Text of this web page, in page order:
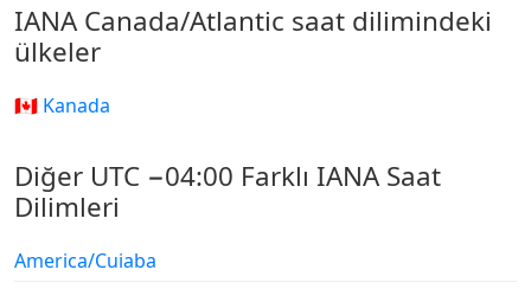
IANA Canada/Atlantic saat dilimindeki
ülkeler
🇨🇦 Kanada
Diğer UTC −04:00 Farklı IANA Saat
Dilimleri
America/Cuiaba